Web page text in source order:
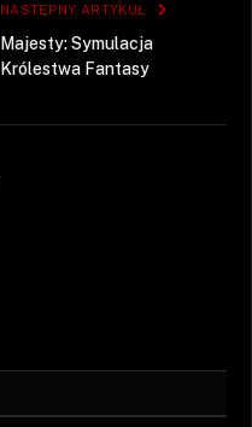
NASTĘPNY ARTYKUŁ
Majesty: Symulacja
Królestwa Fantasy